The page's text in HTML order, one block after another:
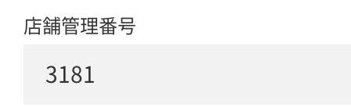
店舗管理番号
3181